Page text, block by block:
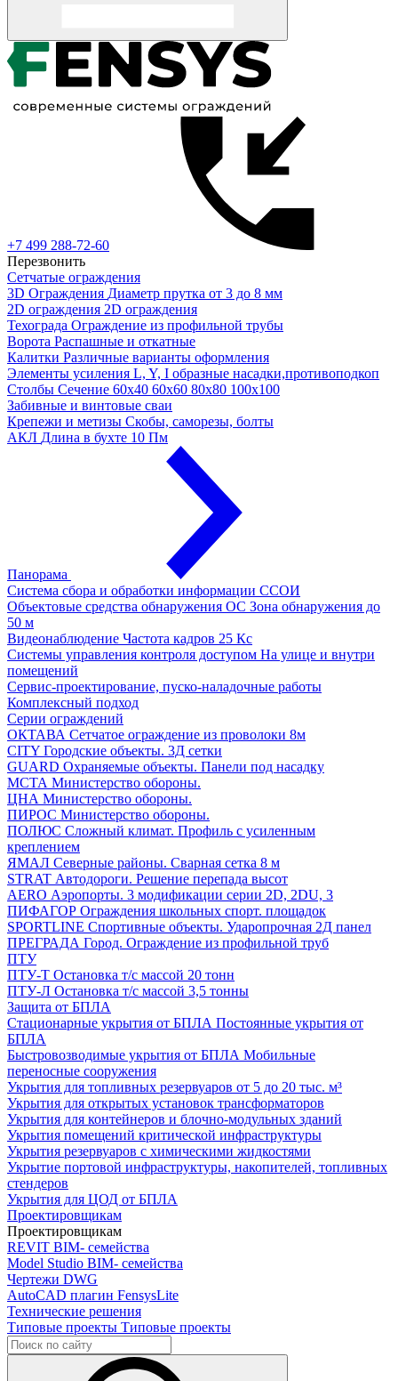
+7 499 288-72-60
Перезвонить
Сетчатые ограждения
3D Ограждения Диаметр прутка от 3 до 8 мм
2D ограждения 2D ограждения
Техограда Ограждение из профильной трубы
Ворота Распашные и откатные
Калитки Различные варианты оформления
Элементы усиления L, Y, I образные насадки,противоподкоп
Столбы Сечение 60х40 60х60 80х80 100х100
Забивные и винтовые сваи
Крепежи и метизы Скобы, саморезы, болты
АКЛ Длина в бухте 10 Пм
Панорама
Система сбора и обработки информации ССОИ
Объектовые средства обнаружения ОС Зона обнаружения до
50 м
Видеонаблюдение Частота кадров 25 Кс
Системы управления контроля доступом На улице и внутри
помещений
Сервис-проектирование, пуско-наладочные работы
Комплексный подход
Серии ограждений
ОКТАВА Сетчатое ограждение из проволоки 8м
CITY Городские объекты. 3Д сетки
GUARD Охраняемые объекты. Панели под насадку
МСТА Министерство обороны.
ЦНА Министерство обороны.
ПИРОС Министерство обороны.
ПОЛЮС Сложный климат. Профиль с усиленным
креплением
ЯМАЛ Северные районы. Сварная сетка 8 м
STRAT Автодороги. Решение перепада высот
AERO Аэропорты. 3 модификации серии 2D, 2DU, 3
ПИФАГОР Ограждения школьных спорт. площадок
SPORTLINE Спортивные объекты. Ударопрочная 2Д панел
ПРЕГРАДА Город. Ограждение из профильной труб
ПТУ
ПТУ-Т Остановка т/c массой 20 тонн
ПТУ-Л Остановка т/c массой 3,5 тонны
Защита от БПЛА
Стационарные укрытия от БПЛА Постоянные укрытия от
БПЛА
Быстровозводимые укрытия от БПЛА Мобильные
переносные сооружения
Укрытия для топливных резервуаров от 5 до 20 тыс. м³
Укрытия для открытых установок трансформаторов
Укрытия для контейнеров и блочно-модульных зданий
Укрытия помещений критической инфраструктуры
Укрытия резервуаров с химическими жидкостями
Укрытие портовой инфраструктуры, накопителей, топливных
стендеров
Укрытия для ЦОД от БПЛА
Проектировщикам
Проектировщикам
REVIT BIM- семейства
Model Studio BIM- семейства
Чертежи DWG
AutoCAD плагин FensysLite
Технические решения
Типовые проекты Типовые проекты